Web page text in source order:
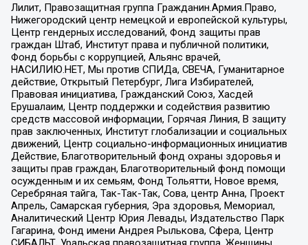
Лилит, Правозащитная группа Гражданин.Армия.Право,
Нижегородский центр немецкой и европейской культуры,
Центр гендерных исследований, Фонд защиты прав
граждан Штаб, Институт права и публичной политики,
Фонд борьбы с коррупцией, Альянс врачей,
НАСИЛИЮ.НЕТ, Мы против СПИДа, СВЕЧА, Гуманитарное
действие, Открытый Петербург, Лига Избирателей,
Правовая инициатива, Гражданский Союз, Хасдей
Ерушалаим, Центр поддержки и содействия развитию
средств массовой информации, Горячая Линия, В защиту
прав заключенных, Институт глобализации и социальных
движений, Центр социально-информационных инициатив
Действие, Благотворительный фонд охраны здоровья и
защиты прав граждан, Благотворительный фонд помощи
осужденным и их семьям, Фонд Тольятти, Новое время,
Серебряная тайга, Так-Так-Так, Сова, центр Анна, Проект
Апрель, Самарская губерния, Эра здоровья, Мемориал,
Аналитический Центр Юрия Левады, Издательство Парк
Гагарина, Фонд имени Андрея Рылькова, Сфера, Центр